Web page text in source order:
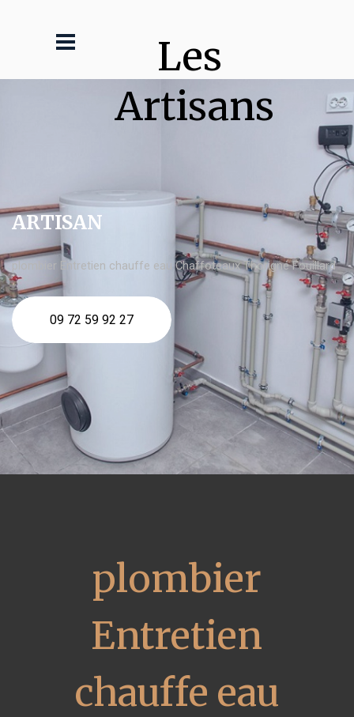
Les
Artisans
ARTISAN
plombier Entretien chauffe eau Chaffoteaux Thorigné Fouillard
09 72 59 92 27
plombier
Entretien
chauffe eau